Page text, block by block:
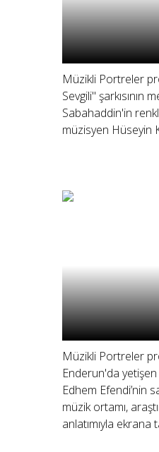
Müzikli Portreler
Sevgili" şarkısının
Sabahaddin'in
müzisyen Hüseyin
Müzikli Portreler
Enderun'da
Edhem Efendi’nin
müzik ortamı,
anlatımıyla ekrana